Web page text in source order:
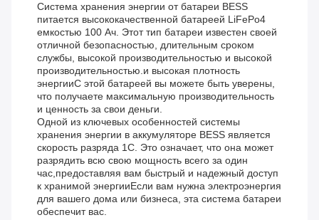
Система хранения энергии от батареи BESS
питается высококачественной батареей LiFePo4
емкостью 100 Ач. Этот тип батареи известен своей
отличной безопасностью, длительным сроком
службы, высокой производительностью и высокой
производительностью.и высокая плотность
энергииС этой батареей вы можете быть уверены,
что получаете максимальную производительность
и ценность за свои деньги.
Одной из ключевых особенностей системы
хранения энергии в аккумуляторе BESS является
скорость разряда 1C. Это означает, что она может
разрядить всю свою мощность всего за один
час,предоставляя вам быстрый и надежный доступ
к хранимой энергииЕсли вам нужна электроэнергия
для вашего дома или бизнеса, эта система батареи
обеспечит вас.